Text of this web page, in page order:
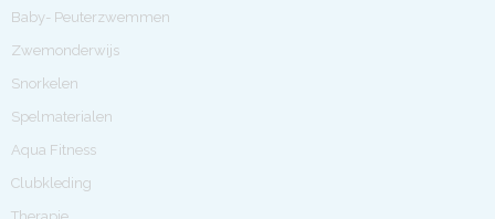
Baby- Peuterzwemmen
Zwemonderwijs
Snorkelen
Spelmaterialen
Aqua Fitness
Clubkleding